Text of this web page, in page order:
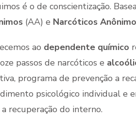
é o de conscientização.
(AA) e Narcóticos
ao dependente químico
passos de narcóticos e
programa de prevenção a
psicológico individual e
a recuperação do interno.